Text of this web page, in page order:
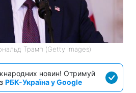
Трамп (Getty Images)
новин! Отримуй
РБК-Україна у Google